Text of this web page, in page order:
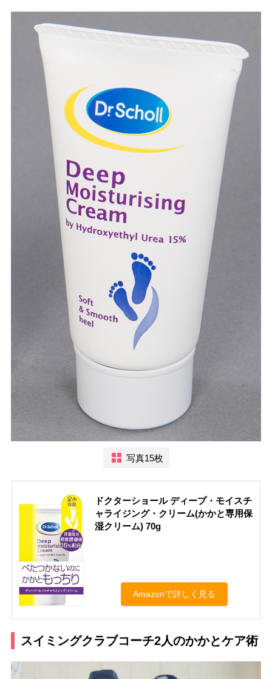
写真15枚
ドクターショール ディープ・モイスチ
ャライジング・クリーム(かかと専用保
湿クリーム) 70g
Amazonで詳しく見る
スイミングクラブコーチ2人のかかとケア術